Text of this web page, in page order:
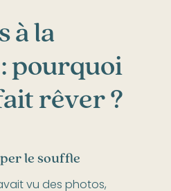
àla
pourquoi
rêver ?
le souffle
vu des photos,